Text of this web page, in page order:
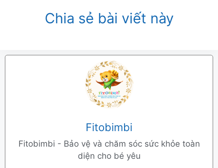
Chia sẻ bài viết này
Fitobimbi
Fitobimbi - Bảo vệ và chăm sóc sức khỏe toàn
diện cho bé yêu